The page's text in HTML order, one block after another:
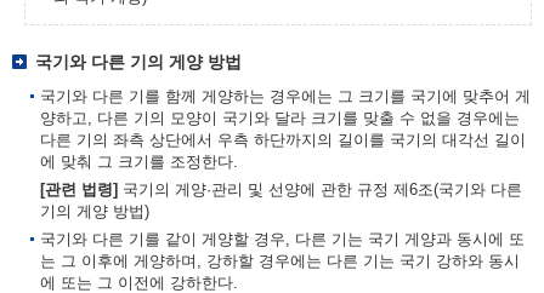
국기와 다른 기의 게양 방법
국기와 다른 기를 함께 게양하는 경우에는 그 크기를 국기에 맞추어 게
양하고, 다른 기의 모양이 국기와 달라 크기를 맞출 수 없을 경우에는
다른 기의 좌측 상단에서 우측 하단까지의 길이를 국기의 대각선 길이
에 맞춰 그 크기를 조정한다.
[관련 법령] 국기의 게양·관리 및 선양에 관한 규정 제6조(국기와 다른
기의 게양 방법)
국기와 다른 기를 같이 게양할 경우, 다른 기는 국기 게양과 동시에 또
는 그 이후에 게양하며, 강하할 경우에는 다른 기는 국기 강하와 동시
에 또는 그 이전에 강하한다.